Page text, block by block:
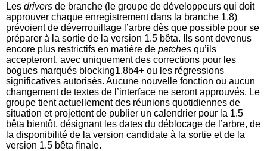
Les drivers de branche (le groupe de développeurs qui doit
approuver chaque enregistrement dans la branche 1.8)
prévoient de déverrouillage l’arbre dès que possible pour se
préparer à la sortie de la version 1.5 bêta. Ils sont devenus
encore plus restrictifs en matière de patches qu’ils
accepteront, avec uniquement des corrections pour les
bogues marqués blocking1.8b4+ ou les régressions
significatives autorisés. Aucune nouvelle fonction ou aucun
changement de textes de l’interface ne seront approuvés. Le
groupe tient actuellement des réunions quotidiennes de
situation et projettent de publier un calendrier pour la 1.5
bêta bientôt, désignant les dates du déblocage de l’arbre, de
la disponibilité de la version candidate à la sortie et de la
version 1.5 bêta finale.